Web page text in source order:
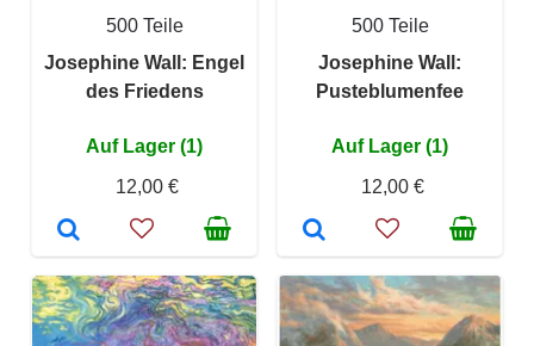
500 Teile
Josephine Wall: Engel
des Friedens
Auf Lager (1)
12,00 €
500 Teile
Josephine Wall:
Pusteblumenfee
Auf Lager (1)
12,00 €